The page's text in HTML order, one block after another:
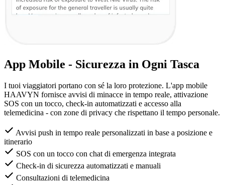
App Mobile - Sicurezza in Ogni Tasca
I tuoi viaggiatori portano con sé la loro protezione. L'app mobile
HAAVYN fornisce avvisi di minacce in tempo reale, attivazione
SOS con un tocco, check-in automatizzati e accesso alla
telemedicina - con zone di privacy che rispettano il tempo personale.
Avvisi push in tempo reale personalizzati in base a posizione e
itinerario
SOS con un tocco con chat di emergenza integrata
Check-in di sicurezza automatizzati e manuali
Consultazioni di telemedicina